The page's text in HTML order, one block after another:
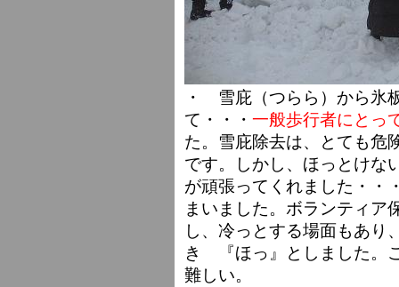
・ 雪庇（つらら）から氷
て・・・ 一般歩行者にとっ
た。雪庇除去は、とても危
です。しかし、ほっとけな
が頑張ってくれました・・
まいました。ボランティア
し、冷っとする場面もあり
き 『ほっ』としました。
難しい。